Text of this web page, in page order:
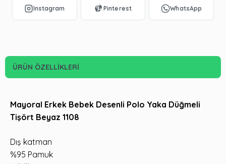
ÜRÜN ÖZELLIKLERI
Mayoral Erkek Bebek Desenli Polo Yaka Düğmeli
Tişört Beyaz 1108
Dış katman
%95 Pamuk